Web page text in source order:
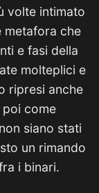
volte intimato
metafora che
e fasi della
molteplici e
ripresi anche
come
siano stati
un rimando
i binari.